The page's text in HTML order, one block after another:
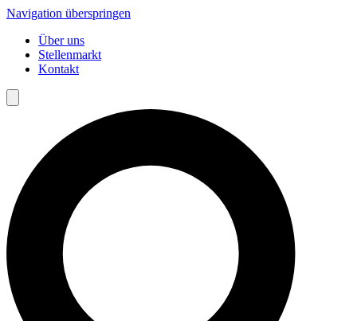
Navigation überspringen
Über uns
Stellenmarkt
Kontakt